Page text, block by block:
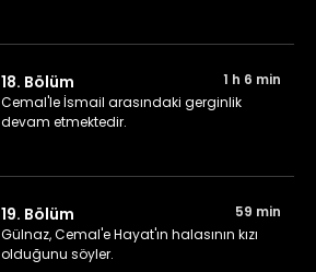
18. Bölüm
1 h 6 min
Cemal'le İsmail arasındaki gerginlik
devam etmektedir.
19. Bölüm
59 min
Gülnaz, Cemal'e Hayat'ın halasının kızı
olduğunu söyler.